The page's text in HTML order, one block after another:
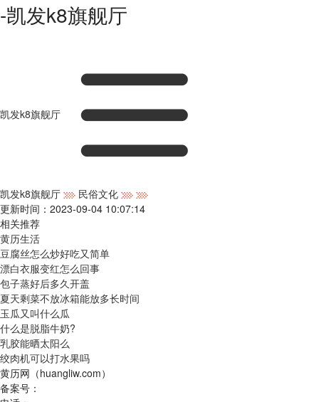
-凯发k8旗舰厅
凯发k8旗舰厅
凯发k8旗舰厅
民俗文化
更新时间：2023-09-04 10:07:14
相关推荐
黄历生活
豆腐丝怎么炒好吃又简单
漂白衣服变红怎么回事
包子蒸好后多久开盖
夏天剩菜不放冰箱能放多长时间
玉瓜又叫什么瓜
什么是脱脂牛奶?
乳胶能晒太阳么
绞肉机可以打水果吗
黄历网（huangliw.com）
备案号：